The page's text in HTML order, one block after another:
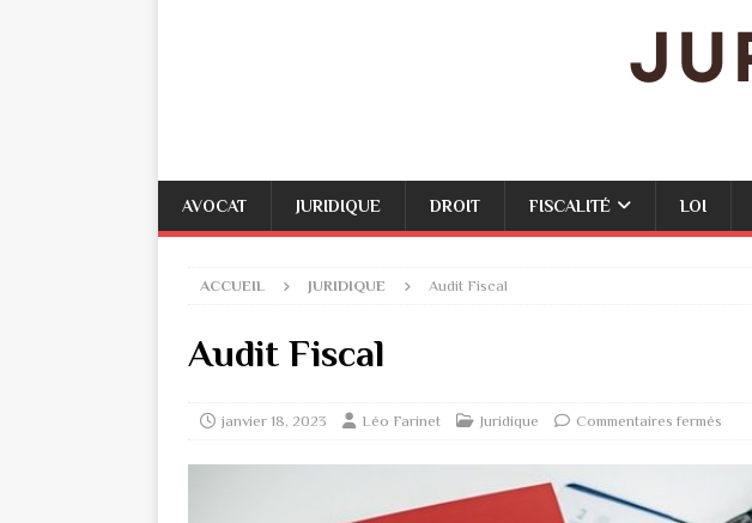
AVOCAT JURIDIQUE DROIT FISCALITÉ LOI
ACCUEIL JURIDIQUE Audit Fiscal
Audit Fiscal
janvier 18, 2023 Léo Farinet Juridique Commentaires fermés